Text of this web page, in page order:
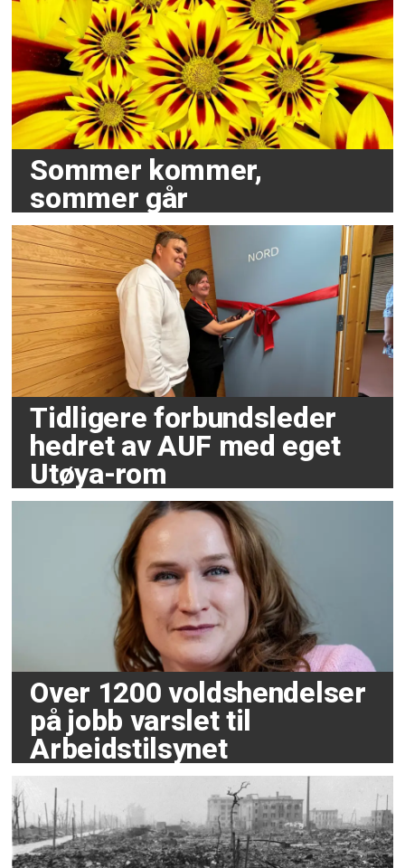
Sommer kommer,
sommer går
Tidligere forbundsleder
hedret av AUF med eget
Utøya-rom
Over 1200 voldshendelser
på jobb varslet til
Arbeidstilsynet